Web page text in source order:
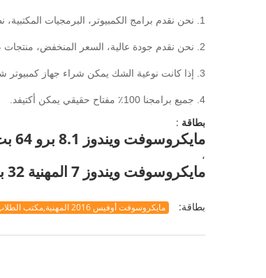
1. نحن نقدم برامج الكمبيوتر، البرمجيات المكتبية، نظام البرمجيات.
2. نحن نقدم جودة عالية، السعر المنخفض، منتجات عالية الخدمة.
3. إذا كانت نوعية الشك يمكن شراء جهاز كمبيوتر شخصى 1 محاولة، وسوف تجد هذا هو منتج جيد.
4. جميع برامجنا 100٪ مفتاح حقيقي يمكن أكتيفد.
بطاقة :
مايكروسوفت ويندوز 8.1 برو 64 بت دي في دي
،
مايكروسوفت ويندوز 7 المهنية 32 بت النسخة الكاملة
بطاقة: مايكروسوفت أوفيس 2016 المهنية,مكتب الطلاب 2016